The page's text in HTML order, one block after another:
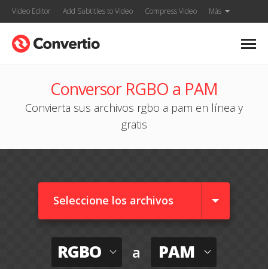
Video Editor Add Subtitles to Video Compress Video Más
Conversor RGBO a PAM
Convierta sus archivos rgbo a pam en línea y
gratis
Seleccione los archivos
RGBO a PAM